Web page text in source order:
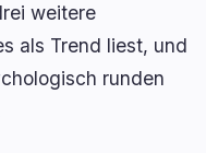
weitere
als Trend liest, und
runden